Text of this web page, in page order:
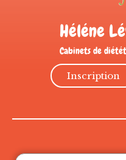
Héléne
Cabinets de
Inscription